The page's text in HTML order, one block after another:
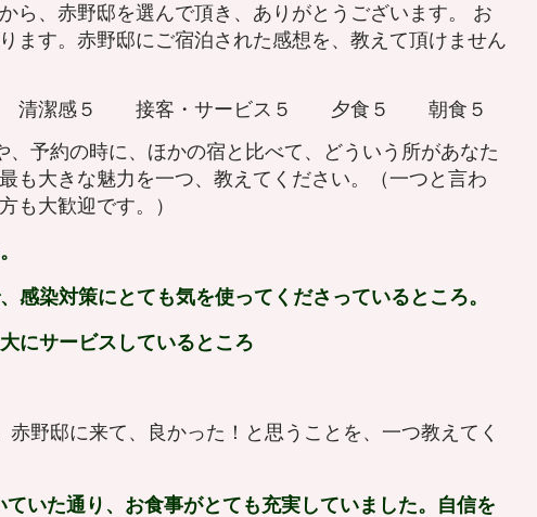
ら、赤野邸を選んで頂き、ありがとうございます。 お
ます。赤野邸にご宿泊された感想を、教えて頂けません
清潔感５ 接客・サービス５ 夕食５ 朝食５
、予約の時に、ほかの宿と比べて、どういう所があなた
も大きな魅力を一つ、教えてください。（一つと言わ
も大歓迎です。）
感染対策にとても気を使ってくださっているところ。
にサービスしているところ
野邸に来て、良かった！と思うことを、一つ教えてく
いた通り、お食事がとても充実していました。自信を